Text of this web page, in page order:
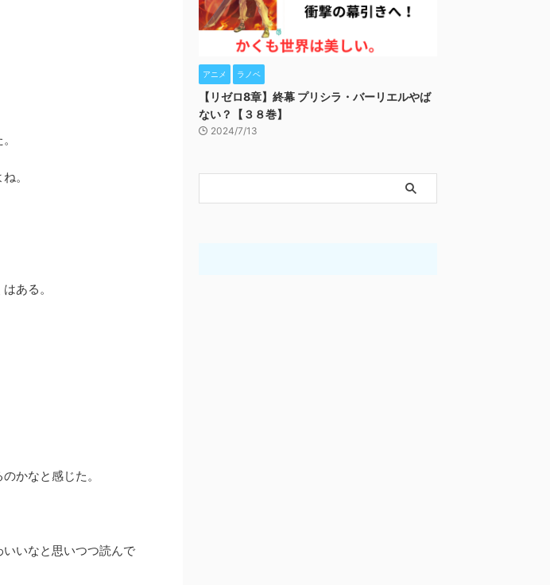
。
ある。
かなと感じた。
いなと思いつつ読んで
アニメ ラノベ
【リゼロ8章】終幕 プリシラ・バーリエルやば
ない？【３８巻】
2024/7/13